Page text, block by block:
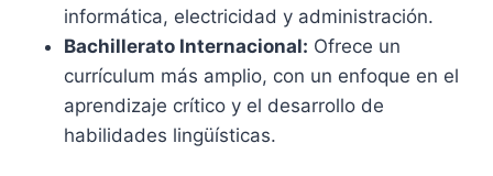
informática, electricidad y administración.
Bachillerato Internacional: Ofrece un
currículum más amplio, con un enfoque en el
aprendizaje crítico y el desarrollo de
habilidades lingüísticas.